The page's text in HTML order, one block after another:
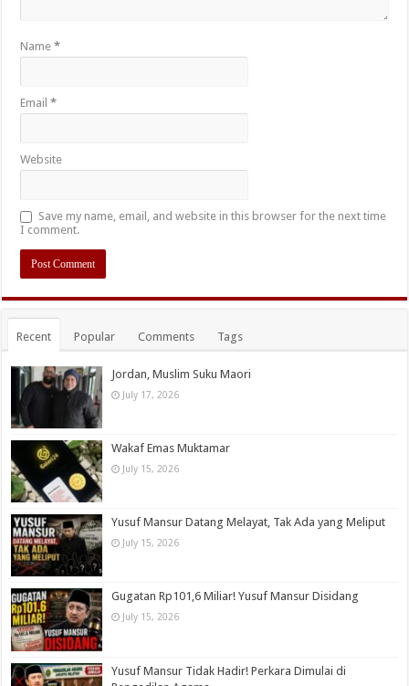
Name*
Email*
Website
Save my name, email, and website in this browser for the next time
I comment.
Recent Popular Comments Tags
Jordan, Muslim Suku Maori
July 17, 2026
Wakaf Emas Muktamar
July 15, 2026
Yusuf Mansur Datang Melayat, Tak Ada yang Meliput
July 15, 2026
Gugatan Rp101,6 Miliar! Yusuf Mansur Disidang
July 15, 2026
Yusuf Mansur Tidak Hadir! Perkara Dimulai di